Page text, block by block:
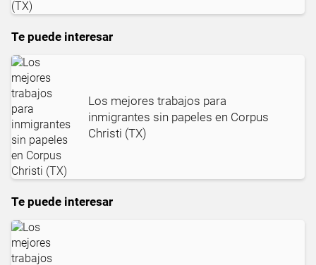
Te puede interesar
Los mejores trabajos para
inmigrantes sin papeles en Corpus
Christi (TX)
Te puede interesar